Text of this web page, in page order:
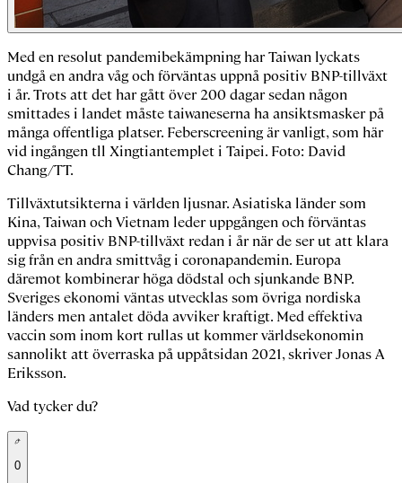
Med en resolut pandemibekämpning har Taiwan lyckats
undgå en andra våg och förväntas uppnå positiv BNP-tillväxt
i år. Trots att det har gått över 200 dagar sedan någon
smittades i landet måste taiwaneserna ha ansiktsmasker på
många offentliga platser. Feberscreening är vanligt, som här
vid ingången tll Xingtiantemplet i Taipei. Foto: David
Chang/TT.
Tillväxtutsikterna i världen ljusnar. Asiatiska länder som
Kina, Taiwan och Vietnam leder uppgången och förväntas
uppvisa positiv BNP-tillväxt redan i år när de ser ut att klara
sig från en andra smittvåg i coronapandemin. Europa
däremot kombinerar höga dödstal och sjunkande BNP.
Sveriges ekonomi väntas utvecklas som övriga nordiska
länders men antalet döda avviker kraftigt. Med effektiva
vaccin som inom kort rullas ut kommer världsekonomin
sannolikt att överraska på uppåtsidan 2021, skriver Jonas A
Eriksson.
Vad tycker du?
0